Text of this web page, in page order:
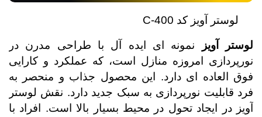
لوستر آویز کد 400-C
لوستر آویز
نمونه ای ایده آل با طراحی مدرن در
نورپردازی امروزه منازل است، که عملکرد و کارایی
فوق العاده ای دارد. این محصول جذاب و منحصر به
فرد قابلیت نورپردازی به سبک جدید دارد. نقش لوستر
آویز در ایجاد تحول در محیط بسیار بالا است. افراد با